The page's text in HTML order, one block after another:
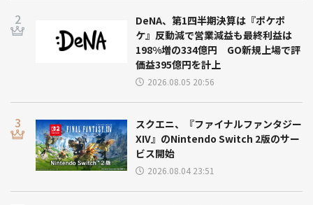
DeNA、第1四半期決算は『ポケポ
ケ』反動減で営業減益も最終利益は
198%増の334億円 GO新規上場で評
価益395億円を計上
2026.08.05 20:56
スクエニ、『ファイナルファンタジー
XIV』のNintendo Switch 2版のサー
ビス開始
2026.08.04 23:51